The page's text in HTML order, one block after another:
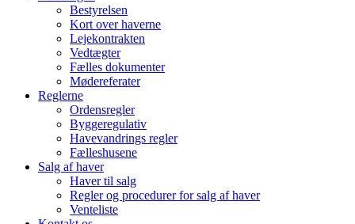
Bestyrelsen
Kort over haverne
Lejekontrakten
Vedtægter
Fælles dokumenter
Mødereferater
Reglerne
Ordensregler
Byggeregulativ
Havevandrings regler
Fælleshusene
Salg af haver
Haver til salg
Regler og procedurer for salg af haver
Venteliste